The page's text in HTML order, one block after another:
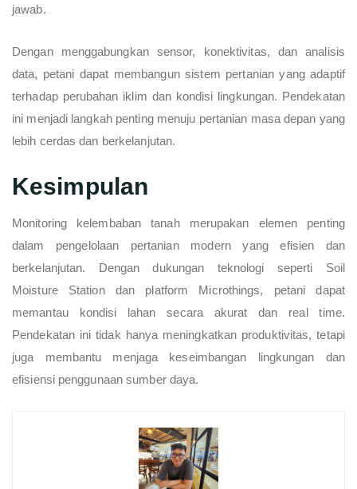
jawab.
Dengan menggabungkan sensor, konektivitas, dan analisis
data, petani dapat membangun sistem pertanian yang adaptif
terhadap perubahan iklim dan kondisi lingkungan. Pendekatan
ini menjadi langkah penting menuju pertanian masa depan yang
lebih cerdas dan berkelanjutan.
Kesimpulan
Monitoring kelembaban tanah merupakan elemen penting
dalam pengelolaan pertanian modern yang efisien dan
berkelanjutan. Dengan dukungan teknologi seperti Soil
Moisture Station dan platform Microthings, petani dapat
memantau kondisi lahan secara akurat dan real time.
Pendekatan ini tidak hanya meningkatkan produktivitas, tetapi
juga membantu menjaga keseimbangan lingkungan dan
efisiensi penggunaan sumber daya.